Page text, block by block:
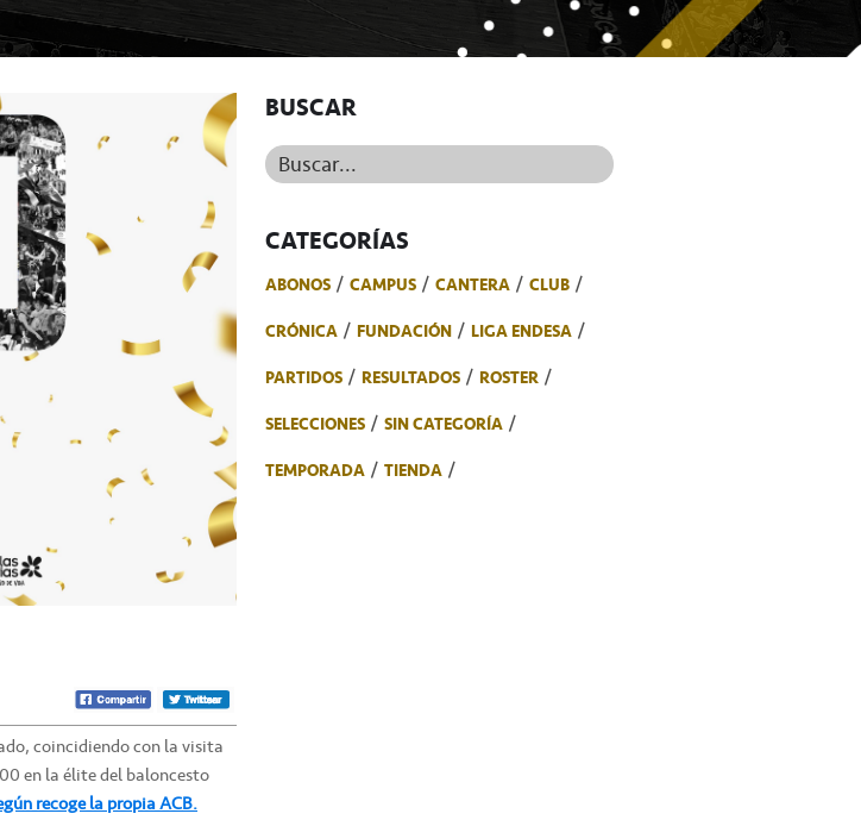
coincidiendo con la visita
en la élite del baloncesto
recoge la propia ACB.
BUSCAR
Buscar...
CATEGORÍAS
ABONOS CAMPUS CANTERA
CLUB
CRÓNICA
FUNDACIÓN
LIGA ENDESA
PARTIDOS
RESULTADOS
ROSTER
SELECCIONES
SIN CATEGORÍA
TEMPORADA
TIENDA